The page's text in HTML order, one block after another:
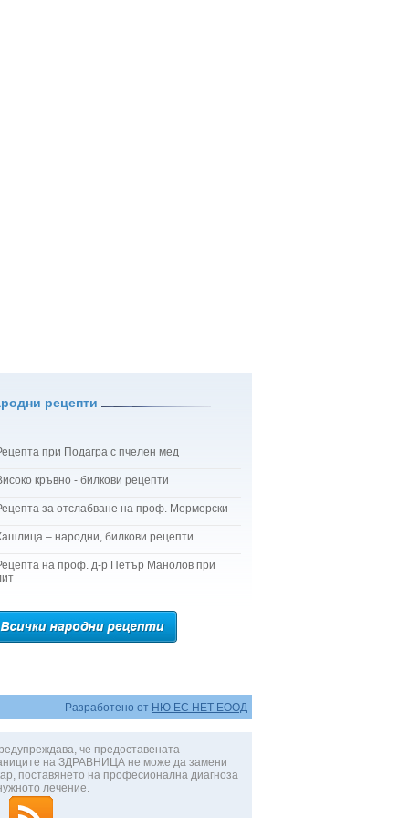
рецепти
при Подагра с пчелен мед
кръвно - билкови рецепти
за отслабване на проф. Мермерски
– народни, билкови рецепти
на проф. д-р Петър Манолов при
Разработено от НЮ ЕС НЕТ ЕООД
че предоставената
на ЗДРАВНИЦА не може да замени
поставянето на професионална диагноза
лечение.